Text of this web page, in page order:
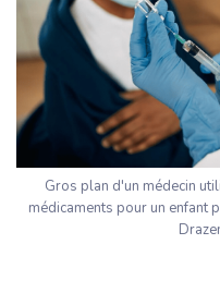
Gros plan d'un médecin
médicaments pour un enfant